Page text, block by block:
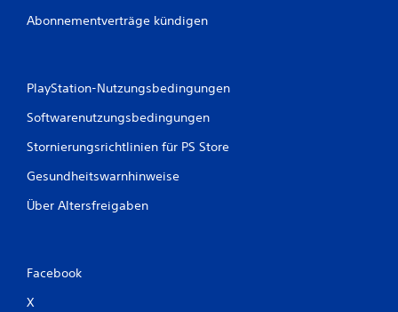
Abonnementverträge kündigen
PlayStation-Nutzungsbedingungen
Softwarenutzungsbedingungen
Stornierungsrichtlinien für PS Store
Gesundheitswarnhinweise
Über Altersfreigaben
Facebook
X